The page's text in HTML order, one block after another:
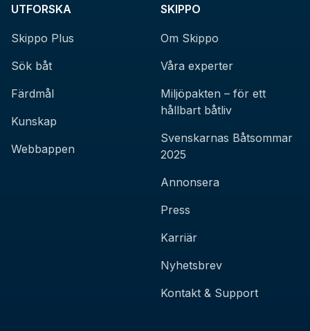
UTFORSKA
Skippo Plus
Sök båt
Färdmål
Kunskap
Webbappen
SKIPPO
Om Skippo
Våra experter
Miljöpakten – för ett
hållbart båtliv
Svenskarnas Båtsommar
2025
Annonsera
Press
Karriär
Nyhetsbrev
Kontakt & Support